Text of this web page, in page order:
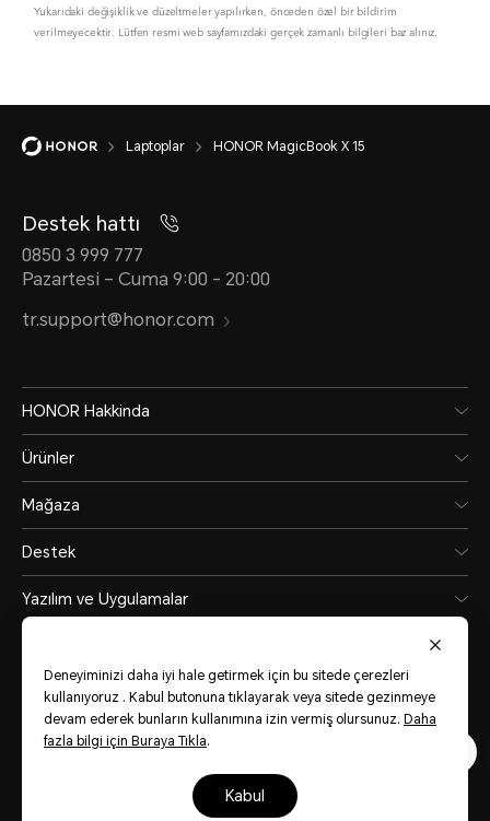
Yukarıdaki değişiklik ve düzeltmeler yapılırken, önceden özel bir bildirim
verilmeyecektir. Lütfen resmi web sayfamızdaki gerçek zamanlı bilgileri baz alınız.
Laptoplar HONOR MagicBook X 15
Destek hattı
0850 3 999 777
Pazartesi – Cuma 9:00 - 20:00
tr.support@honor.com
HONOR Hakkinda
Ürünler
Mağaza
Destek
Yazılım ve Uygulamalar
Turkey (Türkiye)
Kullanım Koşulları Gizlilik Bildirimi
Deneyiminizi daha iyi hale getirmek için bu sitede çerezleri
kullanıyoruz . Kabul butonuna tıklayarak veya sitede gezinmeye
devam ederek bunların kullanımına izin vermiş olursunuz. Daha
fazla bilgi için Buraya Tıkla.
kabul